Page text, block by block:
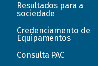
Resultados para a
sociedade
Credenciamento de
Equipamentos
Consulta PAC